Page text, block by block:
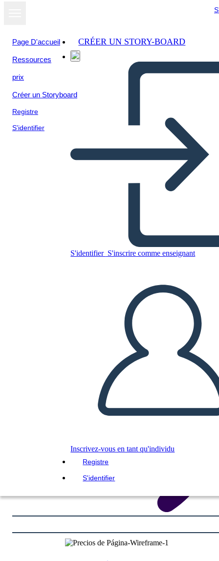
Page D'accueil
Ressources
prix
Créer un Storyboard
Registre
S'identifier
CRÉER UN STORY-BOARD
S'identifier S'inscrire comme enseignant
Inscrivez-vous en tant qu'individu
Registre
S'identifier
LIRE LE DIAPORAMA
LIS-MOI